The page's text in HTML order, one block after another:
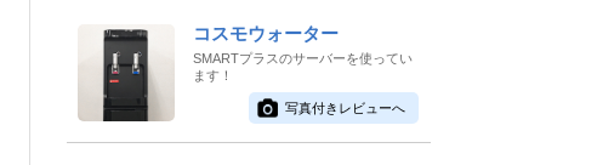
コスモウォーター
SMARTプラスのサーバーを使ってい
ます！
写真付きレビューへ